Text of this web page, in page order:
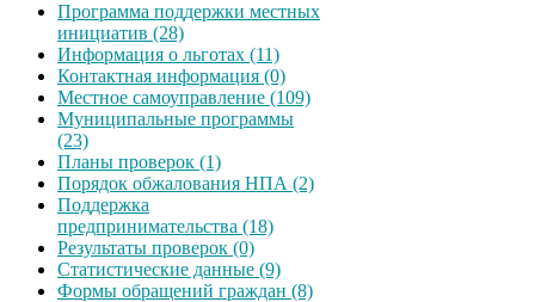
Программа поддержки местных
инициатив (28)
Информация о льготах (11)
Контактная информация (0)
Местное самоуправление (109)
Муниципальные программы
(23)
Планы проверок (1)
Порядок обжалования НПА (2)
Поддержка
предпринимательства (18)
Результаты проверок (0)
Статистические данные (9)
Формы обращений граждан (8)